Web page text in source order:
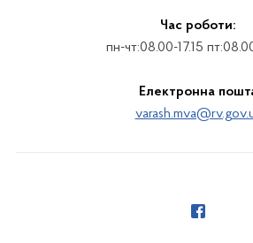
Час роботи:
пн-чт:08.00-17.15
Електронна